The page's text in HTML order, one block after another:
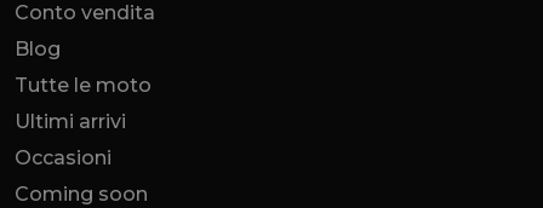
Conto vendita
Blog
Tutte le moto
Ultimi arrivi
Occasioni
Coming soon